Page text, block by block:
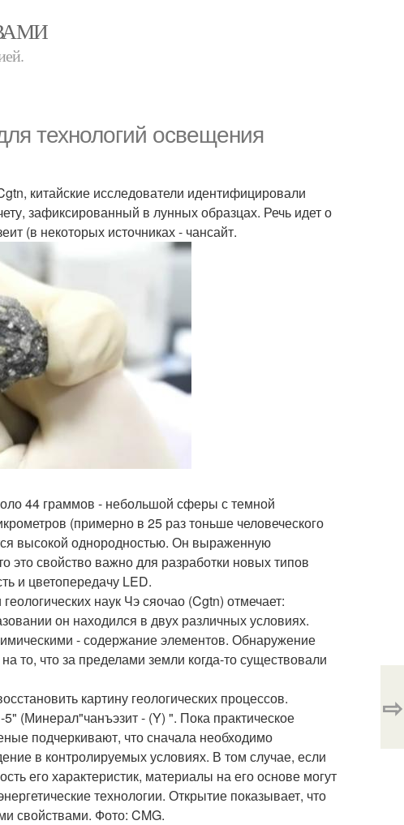
технологий освещения
китайские исследователи идентифицировали
зафиксированный в лунных образцах. Речь идет о
(в некоторых источниках - чансайт.
44 граммов - небольшой сферы с темной
(примерно в 25 раз тоньше человеческого
высокой однородностью. Он выраженную
это свойство важно для разработки новых типов
и цветопередачу LED.
наук Чэ сяочао (Cgtn) отмечает:
он находился в двух различных условиях.
- содержание элементов. Обнаружение
то, что за пределами земли когда-то существовали
картину геологических процессов.
(Минерал"чанъэзит - (Y) ". Пока практическое
подчеркивают, что сначала необходимо
в контролируемых условиях. В том случае, если
его характеристик, материалы на его основе могут
технологии. Открытие показывает, что
свойствами. Фото: CMG.
⇨